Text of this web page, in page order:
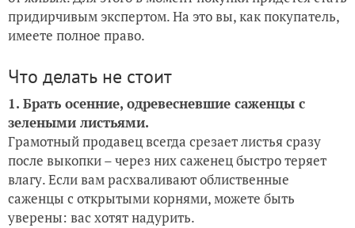
придирчивым экспертом. На это вы, как покупатель,
имеете полное право.
Что делать не стоит
1. Брать осенние, одревесневшие саженцы с
зелеными листьями.
Грамотный продавец всегда срезает листья сразу
после выкопки – через них саженец быстро теряет
влагу. Если вам расхваливают облиственные
саженцы с открытыми корнями, можете быть
уверены: вас хотят надурить.